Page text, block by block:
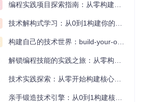
编程实践项目探索指南：从零构建技术能力体系
技术解构式学习：从0到1构建你的编程知识体系
构建自己的技术世界：build-your-own-x项目的实践探索指南
解锁编程技能的实践之旅：从零构建你的技术世界
技术实践探索：从零开始构建核心系统的实践指南
亲手锻造技术引擎：从0到1构建核心系统的实践指南